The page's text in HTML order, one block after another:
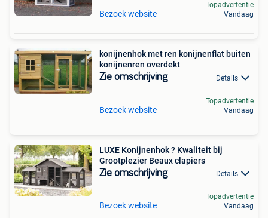
Bezoek website
Topadvertentie
Vandaag
konijnenhok met ren konijnenflat buiten
konijnenren overdekt
Zie omschrijving Details
Bezoek website
Topadvertentie
Vandaag
LUXE Konijnenhok ? Kwaliteit bij
Grootplezier Beaux clapiers
Zie omschrijving Details
Bezoek website
Topadvertentie
Vandaag